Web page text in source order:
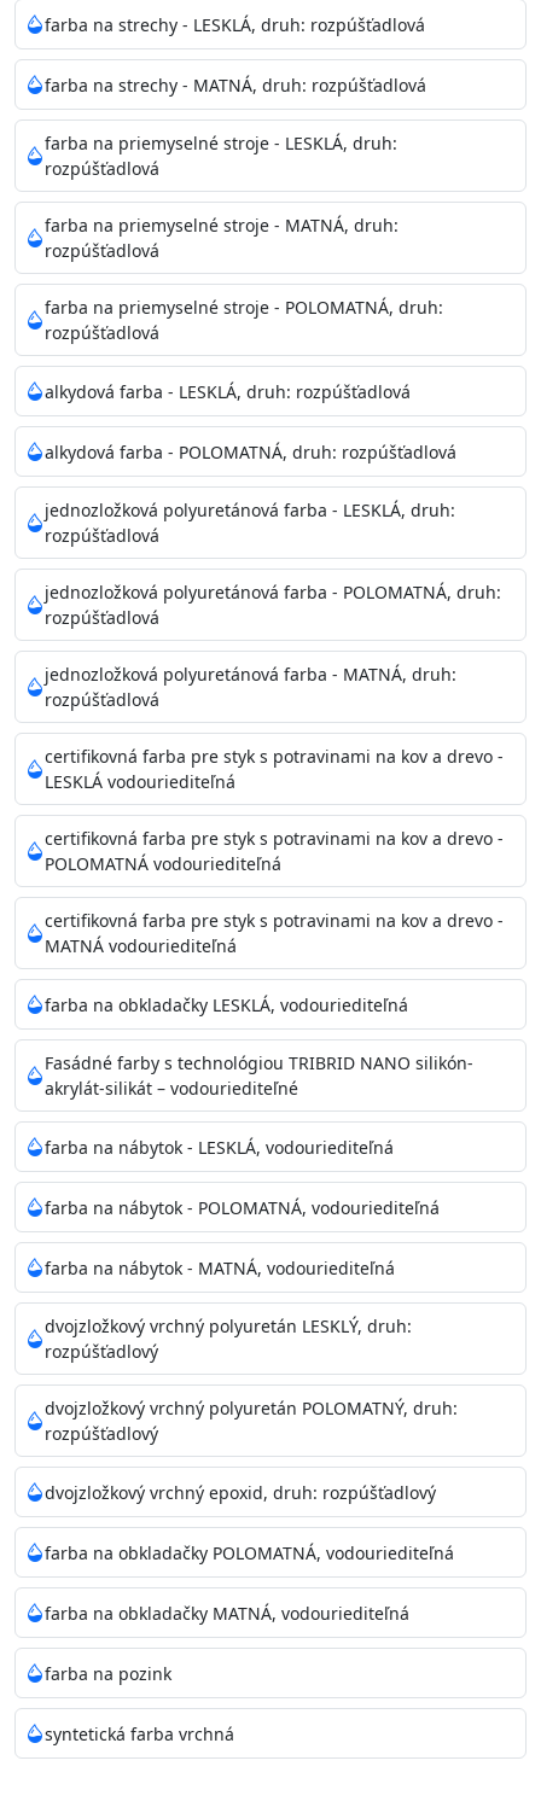
Neaplikujte pri teplote pod 5°C a nad teplotu 35°C alebo
pri relatívnej vlhkosti nad 80%.
Nepoužitá farba vyžaduje špeciálne zaobchádzanie na
bezpečnú likvidáciu.
Riedenie: do 10% vodou, podľa spôsobu aplikácie
Doba schnutia na dotyk
Doba na druhý náter: 3-4 hodiny
Balenie : 750ml, 1l, 3l, 9l, 15l
Výdatnosť na jednu vrstvu
Aplikácia: štetec, valček, striekacia pištoľ
Povrchová úprava: 1
Je možné tónovať v systéme Colorfull: áno
Merná hmotnosť : 1,54 ± 0,02 Kg / L (ISO 2811)
Čistenie: vodou
Príprava povrchu
Povrchy musia byť hladké, čisté, suché, zbavené prachu,
mastnoty, solí a materiálov so zlou priľnavosťou. Otvory
alebo trhliny vyplňte
akrylovým tmelom Acrylic putty, Visto alebo Acrylic light
putty a prebrúste. Nové alebo porézne povrchy natreté
menej kvalitnými farbami
vždy penetrujte. Odporúčané penetračné nátery
Acrylan Unco, Gypsum board alebo Vitex Primer 100% a
na škvrny použite Blanco eco
riediteľné vodou.
Skladovanie
48 mesiacov v orig. uzavretých obaloch medzi 5°C až
25°C
farba na strechy - LESKLÁ, druh: rozpúšťadlová
farba na strechy - MATNÁ, druh: rozpúšťadlová
farba na priemyselné stroje - LESKLÁ, druh:
rozpúšťadlová
farba na priemyselné stroje - MATNÁ, druh:
rozpúšťadlová
farba na priemyselné stroje - POLOMATNÁ, druh:
rozpúšťadlová
alkydová farba - LESKLÁ, druh: rozpúšťadlová
alkydová farba - POLOMATNÁ, druh: rozpúšťadlová
jednozložková polyuretánová farba - LESKLÁ, druh:
rozpúšťadlová
jednozložková polyuretánová farba - POLOMATNÁ, druh:
rozpúšťadlová
jednozložková polyuretánová farba - MATNÁ, druh:
rozpúšťadlová
certifikovná farba pre styk s potravinami na kov a drevo -
LESKLÁ vodouriediteľná
certifikovná farba pre styk s potravinami na kov a drevo -
POLOMATNÁ vodouriediteľná
certifikovná farba pre styk s potravinami na kov a drevo -
MATNÁ vodouriediteľná
farba na obkladačky LESKLÁ, vodouriediteľná
Fasádné farby s technológiou TRIBRID NANO silikón-
akrylát-silikát – vodouriediteľné
farba na nábytok - LESKLÁ, vodouriediteľná
farba na nábytok - POLOMATNÁ, vodouriediteľná
farba na nábytok - MATNÁ, vodouriediteľná
dvojzložkový vrchný polyuretán LESKLÝ, druh:
rozpúšťadlový
dvojzložkový vrchný polyuretán POLOMATNÝ, druh:
rozpúšťadlový
dvojzložkový vrchný epoxid, druh: rozpúšťadlový
farba na obkladačky POLOMATNÁ, vodouriediteľná
farba na obkladačky MATNÁ, vodouriediteľná
farba na pozink
syntetická farba vrchná